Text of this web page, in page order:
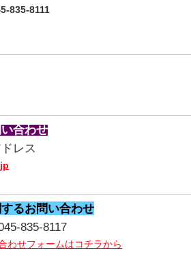
835-8111
合わせ
レス
るお問い合わせ
835-8117
わせフォームはコチラから